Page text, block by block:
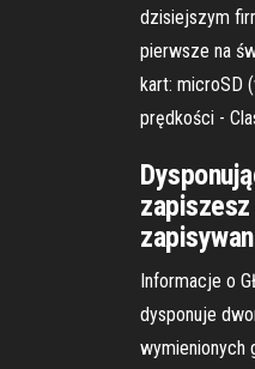
dzisiejszym
pierwsze na
kart: microSD
prędkości -
Informacje o
dysponuje
wymienionych